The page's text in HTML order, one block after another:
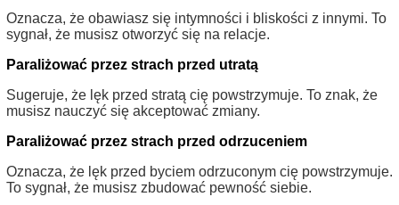
Oznacza, że obawiasz się intymności i bliskości z innymi. To
sygnał, że musisz otworzyć się na relacje.
Paraliżować przez strach przed utratą
Sugeruje, że lęk przed stratą cię powstrzymuje. To znak, że
musisz nauczyć się akceptować zmiany.
Paraliżować przez strach przed odrzuceniem
Oznacza, że lęk przed byciem odrzuconym cię powstrzymuje.
To sygnał, że musisz zbudować pewność siebie.